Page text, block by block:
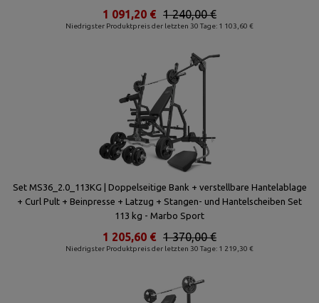
Niedrigster Produktpreis der letzten 30 Tage: 1 103,60 €
1 240,00 €
1 091,20 €
Set MS36_2.0_113KG | Doppelseitige Bank + verstellbare Hantelablage
+ Curl Pult + Beinpresse + Latzug + Stangen- und Hantelscheiben Set
113 kg - Marbo Sport
Niedrigster Produktpreis der letzten 30 Tage: 1 219,30 €
1 370,00 €
1 205,60 €